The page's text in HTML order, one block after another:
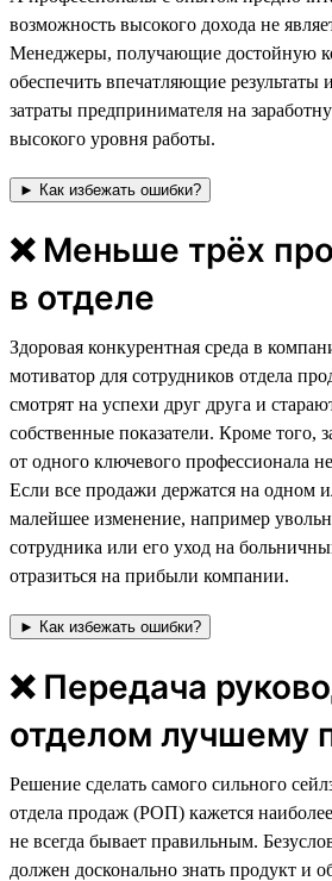
возможность высокого дохода не
Менеджеры, получающие достойную
обеспечить впечатляющие результаты
затраты предпринимателя на
высокого уровня работы.
► Как избежать ошибки?
❌ Меньше трёх
в отделе
⁠⁠⁠Здоровая конкурентная среда в
мотиватор для сотрудников отдела
смотрят на успехи друг друга и
собственные показатели. Кроме того,
от одного ключевого профессионала
Если все продажи держатся на одном
малейшее изменение, например
сотрудника или его уход на
отразиться на прибыли компании.
► Как избежать ошибки?
❌ Передача
отделом лучшему
Решение сделать самого сильного
отдела продаж (РОП) кажется
не всегда бывает правильным.
должен досконально знать продукт и